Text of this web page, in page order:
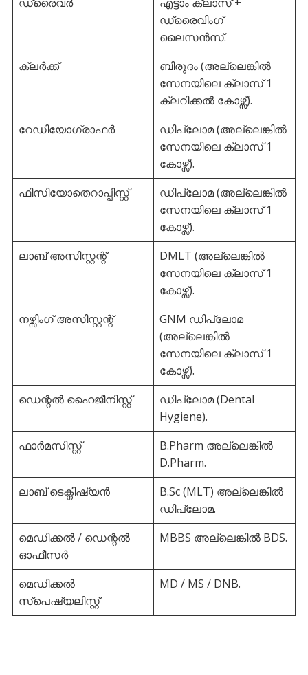
ഡ്രൈവിംഗ്
ലൈസൻസ്.
ക്ലർക്ക്
ബിരുദം (അല്ലെങ്കിൽ
സേനയിലെ ക്ലാസ് 1
ക്ലറിക്കൽ കോഴ്സ്).
റേഡിയോഗ്രാഫർ
ഡിപ്ലോമ (അല്ലെങ്കിൽ
സേനയിലെ ക്ലാസ് 1
കോഴ്സ്).
ഫിസിയോതെറാപ്പിസ്റ്റ്
ഡിപ്ലോമ (അല്ലെങ്കിൽ
സേനയിലെ ക്ലാസ് 1
കോഴ്സ്).
ലാബ് അസിസ്റ്റന്റ്
DMLT (അല്ലെങ്കിൽ
സേനയിലെ ക്ലാസ് 1
കോഴ്സ്).
നഴ്സിംഗ് അസിസ്റ്റന്റ്
GNM ഡിപ്ലോമ
(അല്ലെങ്കിൽ
സേനയിലെ ക്ലാസ് 1
കോഴ്സ്).
ഡെന്റൽ ഹൈജീനിസ്റ്റ്
ഡിപ്ലോമ (Dental
Hygiene).
ഫാർമസിസ്റ്റ്
B.Pharm അല്ലെങ്കിൽ
D.Pharm.
ലാബ് ടെക്നീഷ്യൻ
B.Sc (MLT) അല്ലെങ്കിൽ
ഡിപ്ലോമ.
മെഡിക്കൽ / ഡെന്റൽ
ഓഫീസർ
MBBS അല്ലെങ്കിൽ BDS.
മെഡിക്കൽ
സ്പെഷ്യലിസ്റ്റ്
MD / MS / DNB.